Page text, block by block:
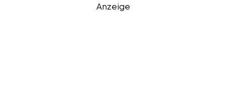
Anzeige